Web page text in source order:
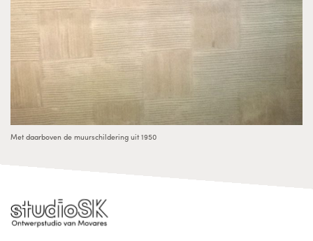
Met daarboven de muurschildering uit 1950